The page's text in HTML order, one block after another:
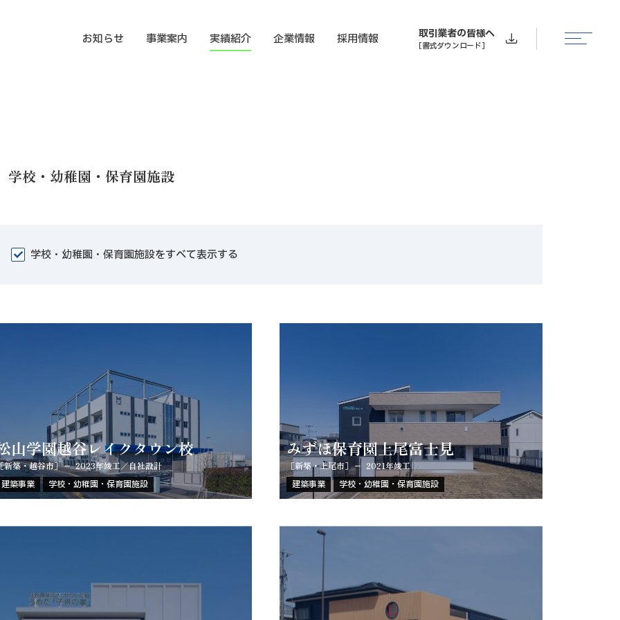
お知らせ 事業案内 実績紹介 企業情報 採用情報 取引業者の皆様へ
［書式ダウンロード］
学校・幼稚園・保育園施設
学校・幼稚園・保育園施設をすべて表示する
山学園越谷レイクタウン校
新築・越谷市］ 2023年竣工／自社設計
建築事業 学校・幼稚園・保育園施設
みずほ保育園上尾富士見
［新築・上尾市］ 2021年竣工
建築事業 学校・幼稚園・保育園施設